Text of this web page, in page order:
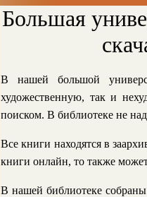
Большая
В нашей большой
художественную, так и
поиском. В библиотеке не
Все книги находятся в
книги онлайн, то также
В нашей библиотеке